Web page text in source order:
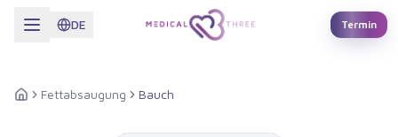
DE Termin
Startseite
Fettabsaugung Bauch